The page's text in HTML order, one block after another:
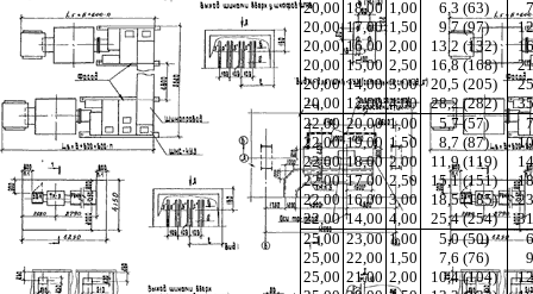
20,00 18,00 1,00 6,3 (63)
20,00 17,00 1,50 9,7 (97)
20,00 16,00 2,00 13,2 (132)
20,00 15,00 2,50 16,8 (168)
20,00 14,00 3,00 20,5 (205)
20,00 12,00 4,00 28,2 (282)
22,00 20,00 1,00 5,7 (57)
22,00 19,00 1,50 8,7 (87)
22,00 18,00 2,00 11,9 (119)
22,00 17,00 2,50 15,1 (151)
22,00 16,00 3,00 18,5 (185)
22,00 14,00 4,00 25,4 (254)
25,00 23,00 1,00 5,0 (50)
25,00 22,00 1,50 7,6 (76)
25,00 21,00 2,00 10,4 (104)